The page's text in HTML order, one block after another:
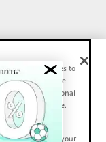
we use cookies to
These tools are
Others are optional
online experience.
of our site and your